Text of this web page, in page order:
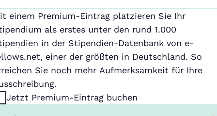
einem Premium-Eintrag platzieren Sie Ihr
als erstes unter den rund 1.000
in der Stipendien-Datenbank von e-
einer der größten in Deutschland. So
Sie noch mehr Aufmerksamkeit für Ihre
Jetzt Premium-Eintrag buchen